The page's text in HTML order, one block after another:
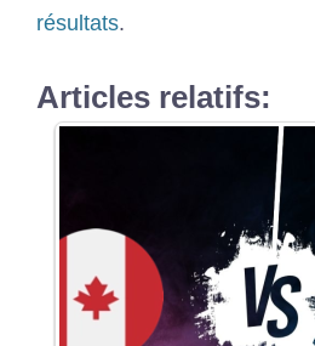
résultats.
Articles relatifs: